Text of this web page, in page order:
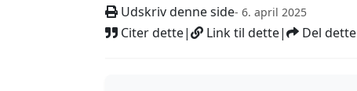
Udskriv denne side- 6. april 2025
Citer dette| Link til dette| Del dette